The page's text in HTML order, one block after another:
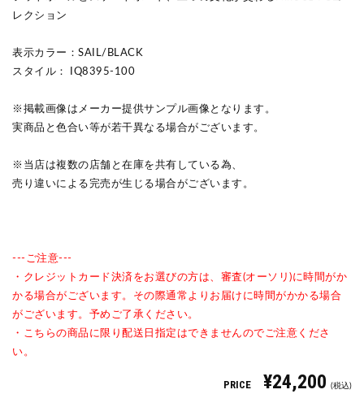
レクション
表示カラー：SAIL/BLACK
スタイル： IQ8395-100
※掲載画像はメーカー提供サンプル画像となります。
実商品と色合い等が若干異なる場合がございます。
※当店は複数の店舗と在庫を共有している為、
売り違いによる完売が生じる場合がございます。
---ご注意---
・クレジットカード決済をお選びの方は、審査(オーソリ)に時間がか
かる場合がございます。その際通常よりお届けに時間がかかる場合
がございます。予めご了承ください。
・こちらの商品に限り配送日指定はできませんのでご注意くださ
い。
PRICE ¥24,200 (税込)